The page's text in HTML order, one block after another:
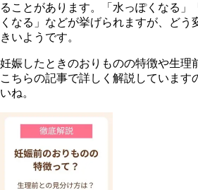
ることがあります。「水っぽくなる」
くなる」などが挙げられますが、どう
きいようです。
妊娠したときのおりものの特徴や生理
こちらの記事で詳しく解説しています
いね。